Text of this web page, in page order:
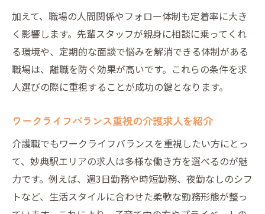
加えて、職場の人間関係やフォロー体制も定着率に大き
く影響します。先輩スタッフが親身に相談に乗ってくれ
る環境や、定期的な面談で悩みを解消できる体制がある
職場は、離職を防ぐ効果が高いです。これらの条件を求
人選びの際に重視することが成功の鍵となります。
ワークライフバランス重視の介護求人を紹介
介護職でもワークライフバランスを重視したい方にとっ
て、妙典駅エリアの求人は多様な働き方を選べるのが魅
力です。例えば、週3日勤務や時短勤務、夜勤なしのシフ
トなど、生活スタイルに合わせた柔軟な勤務形態が整っ